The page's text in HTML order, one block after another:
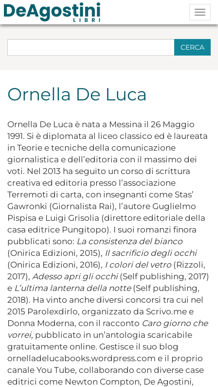
CERCA
Ornella De Luca
Ornella De Luca è nata a Messina il 26 Maggio
1991. Si è diplomata al liceo classico ed è laureata
in Teorie e tecniche della comunicazione
giornalistica e dell’editoria con il massimo dei
voti. Nel 2013 ha seguito un corso di scrittura
creativa ed editoria presso l’associazione
Terremoti di carta, con insegnanti come Stas’
Gawronki (Giornalista Rai), l’autore Guglielmo
Pispisa e Luigi Grisolia (direttore editoriale della
casa editrice Pungitopo). I suoi romanzi finora
pubblicati sono: La consistenza del bianco
(Onirica Edizioni, 2015), Il sacrificio degli occhi
(Onirica Edizioni, 2016), I colori del vetro(Rizzoli,
2017), Adesso apri gli occhi(Self publishing, 2017)
e L’ultima lanterna della notte(Self publishing,
2018). Ha vinto anche diversi concorsi tra cui nel
2015 Parolexdirlo, organizzato da Scrivo.me e
Donna Moderna, con il racconto Caro giorno che
vorrei, pubblicato in un’antologia scaricabile
gratuitamente online. Gestisce il suo blog
ornelladelucabooks.wordpress.com e il proprio
canale You Tube, collaborando con diverse case
editrici come Newton Compton, De Agostini,